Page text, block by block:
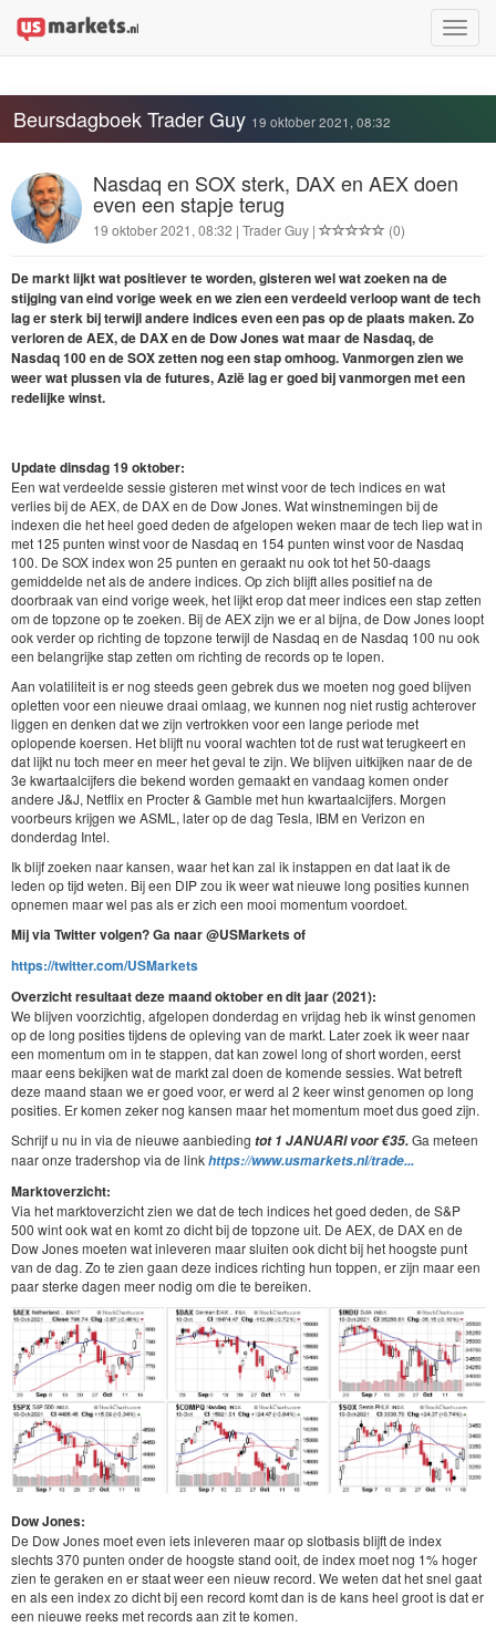
Toggle
Beursdagboek Trader Guy 19 oktober 2021, 08:32
Nasdaq en SOX sterk, DAX en AEX doen
even een stapje terug
19 oktober 2021, 08:32 | Trader Guy | (0)
De markt lijkt wat positiever te worden, gisteren wel wat zoeken na de
stijging van eind vorige week en we zien een verdeeld verloop want de tech
lag er sterk bij terwijl andere indices even een pas op de plaats maken. Zo
verloren de AEX, de DAX en de Dow Jones wat maar de Nasdaq, de
Nasdaq 100 en de SOX zetten nog een stap omhoog. Vanmorgen zien we
weer wat plussen via de futures, Azië lag er goed bij vanmorgen met een
redelijke winst.
Update dinsdag 19 oktober:
Een wat verdeelde sessie gisteren met winst voor de tech indices en wat
verlies bij de AEX, de DAX en de Dow Jones. Wat winstnemingen bij de
indexen die het heel goed deden de afgelopen weken maar de tech liep wat in
met 125 punten winst voor de Nasdaq en 154 punten winst voor de Nasdaq
100. De SOX index won 25 punten en geraakt nu ook tot het 50-daags
gemiddelde net als de andere indices. Op zich blijft alles positief na de
doorbraak van eind vorige week, het lijkt erop dat meer indices een stap zetten
om de topzone op te zoeken. Bij de AEX zijn we er al bijna, de Dow Jones loopt
ook verder op richting de topzone terwijl de Nasdaq en de Nasdaq 100 nu ook
een belangrijke stap zetten om richting de records op te lopen.
Aan volatiliteit is er nog steeds geen gebrek dus we moeten nog goed blijven
opletten voor een nieuwe draai omlaag, we kunnen nog niet rustig achterover
liggen en denken dat we zijn vertrokken voor een lange periode met
oplopende koersen. Het blijft nu vooral wachten tot de rust wat terugkeert en
dat lijkt nu toch meer en meer het geval te zijn. We blijven uitkijken naar de de
3e kwartaalcijfers die bekend worden gemaakt en vandaag komen onder
andere J&J, Netflix en Procter & Gamble met hun kwartaalcijfers. Morgen
voorbeurs krijgen we ASML, later op de dag Tesla, IBM en Verizon en
donderdag Intel.
Ik blijf zoeken naar kansen, waar het kan zal ik instappen en dat laat ik de
leden op tijd weten. Bij een DIP zou ik weer wat nieuwe long posities kunnen
opnemen maar wel pas als er zich een mooi momentum voordoet.
Mij via Twitter volgen? Ga naar @USMarkets of
https://twitter.com/USMarkets
Overzicht resultaat deze maand oktober en dit jaar (2021):
We blijven voorzichtig, afgelopen donderdag en vrijdag heb ik winst genomen
op de long posities tijdens de opleving van de markt. Later zoek ik weer naar
een momentum om in te stappen, dat kan zowel long of short worden, eerst
maar eens bekijken wat de markt zal doen de komende sessies. Wat betreft
deze maand staan we er goed voor, er werd al 2 keer winst genomen op long
posities. Er komen zeker nog kansen maar het momentum moet dus goed zijn.
Schrijf u nu in via de nieuwe aanbieding tot 1 JANUARI voor €35.Ga meteen
naar onze tradershop via de linkhttps://www.usmarkets.nl/trade...
Marktoverzicht:
Via het marktoverzicht zien we dat de tech indices het goed deden, de S&P
500 wint ook wat en komt zo dicht bij de topzone uit. De AEX, de DAX en de
Dow Jones moeten wat inleveren maar sluiten ook dicht bij het hoogste punt
van de dag. Zo te zien gaan deze indices richting hun toppen, er zijn maar een
paar sterke dagen meer nodig om die te bereiken.
Dow Jones:
De Dow Jones moet even iets inleveren maar op slotbasis blijft de index
slechts 370 punten onder de hoogste stand ooit, de index moet nog 1% hoger
zien te geraken en er staat weer een nieuw record. We weten dat het snel gaat
en als een index zo dicht bij een record komt dan is de kans heel groot is dat er
een nieuwe reeks met records aan zit te komen.